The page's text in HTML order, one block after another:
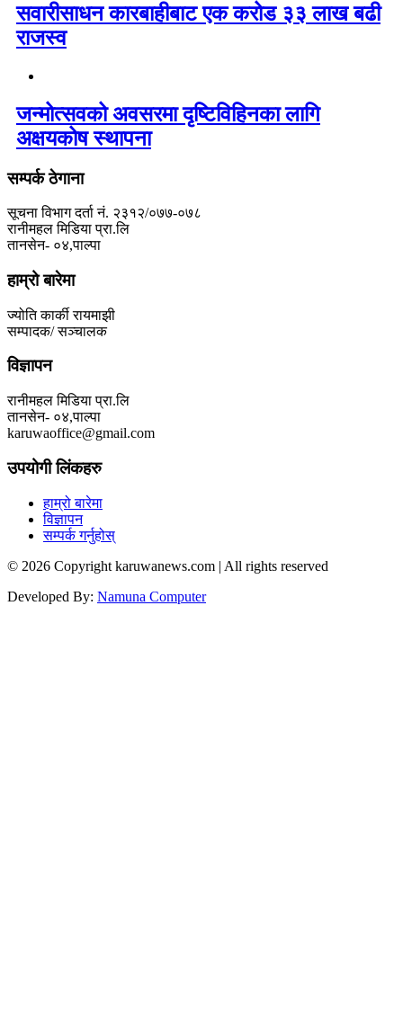
सवारीसाधन कारबाहीबाट एक करोड ३३ लाख बढी
राजस्व
जन्मोत्सवको अवसरमा दृष्टिविहिनका लागि
अक्षयकोष स्थापना
सम्पर्क ठेगाना
सूचना विभाग दर्ता नं. २३१२/०७७-०७८
रानीमहल मिडिया प्रा.लि
तानसेन- ०४,पाल्पा
हाम्रो बारेमा
ज्योति कार्की रायमाझी
सम्पादक/ सञ्चालक
विज्ञापन
रानीमहल मिडिया प्रा.लि
तानसेन- ०४,पाल्पा
karuwaoffice@gmail.com
उपयोगी लिंकहरु
हाम्रो बारेमा
विज्ञापन
सम्पर्क गर्नुहोस्
© 2026 Copyright karuwanews.com | All rights reserved
Developed By: Namuna Computer